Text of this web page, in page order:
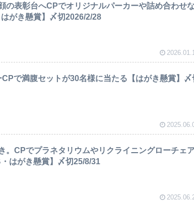
の表彰台へCPでオリジナルパーカーや詰め合わせ
がき懸賞】〆切2026/2/28
で満腹セットが30名様に当たる【はがき懸賞】〆
。CPでプラネタリウムやリクライニングローチェ
はがき懸賞】〆切25/8/31